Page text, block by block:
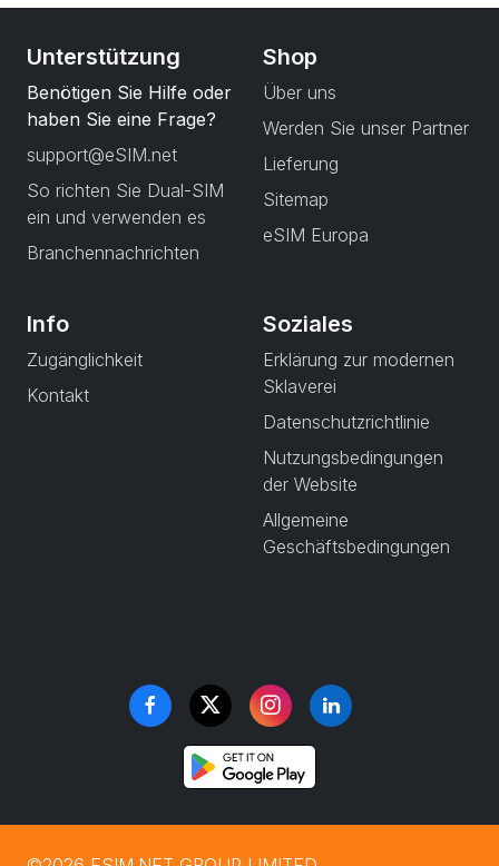
Unterstützung
Benötigen Sie Hilfe oder
haben Sie eine Frage?
support@eSIM.net
So richten Sie Dual-SIM
ein und verwenden es
Branchennachrichten
Shop
Über uns
Werden Sie unser Partner
Lieferung
Sitemap
eSIM Europa
Info
Zugänglichkeit
Kontakt
Soziales
Erklärung zur modernen
Sklaverei
Datenschutzrichtlinie
Nutzungsbedingungen
der Website
Allgemeine
Geschäftsbedingungen